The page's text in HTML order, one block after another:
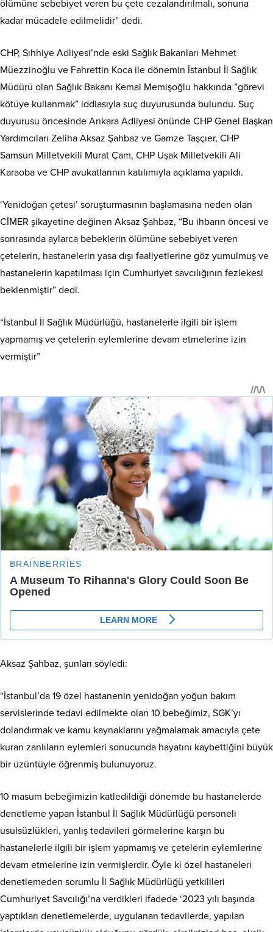
ölümüne sebebiyet veren bu çete cezalandırılmalı, sonuna
kadar mücadele edilmelidir” dedi.
CHP, Sıhhiye Adliyesi’nde eski Sağlık Bakanları Mehmet
Müezzinoğlu ve Fahrettin Koca ile dönemin İstanbul İl Sağlık
Müdürü olan Sağlık Bakanı Kemal Memişoğlu hakkında ”görevi
kötüye kullanmak” iddiasıyla suç duyurusunda bulundu. Suç
duyurusu öncesinde Ankara Adliyesi önünde CHP Genel Başkan
Yardımcıları Zeliha Aksaz Şahbaz ve Gamze Taşçıer, CHP
Samsun Milletvekili Murat Çam, CHP Uşak Milletvekili Ali
Karaoba ve CHP avukatlarının katılımıyla açıklama yapıldı.
‘Yenidoğan çetesi’ soruşturmasının başlamasına neden olan
CİMER şikayetine değinen Aksaz Şahbaz, “Bu ihbarın öncesi ve
sonrasında aylarca bebeklerin ölümüne sebebiyet veren
çetelerin, hastanelerin yasa dışı faaliyetlerine göz yumulmuş ve
hastanelerin kapatılması için Cumhuriyet savcılığının fezlekesi
beklenmiştir” dedi.
“İstanbul İl Sağlık Müdürlüğü, hastanelerle ilgili bir işlem
yapmamış ve çetelerin eylemlerine devam etmelerine izin
vermiştir”
Aksaz Şahbaz, şunları söyledi:
“İstanbul’da 19 özel hastanenin yenidoğan yoğun bakım
servislerinde tedavi edilmekte olan 10 bebeğimiz, SGK’yı
dolandırmak ve kamu kaynaklarını yağmalamak amacıyla çete
kuran zanlıların eylemleri sonucunda hayatını kaybettiğini büyük
bir üzüntüyle öğrenmiş bulunuyoruz.
10 masum bebeğimizin katledildiği dönemde bu hastanelerde
denetleme yapan İstanbul İl Sağlık Müdürlüğü personeli
usulsüzlükleri, yanlış tedavileri görmelerine karşın bu
hastanelerle ilgili bir işlem yapmamış ve çetelerin eylemlerine
devam etmelerine izin vermişlerdir. Öyle ki özel hastaneleri
denetlemeden sorumlu İl Sağlık Müdürlüğü yetkilileri
Cumhuriyet Savcılığı’na verdikleri ifadede ‘2023 yılı başında
yaptıkları denetlemelerde, uygulanan tedavilerde, yapılan